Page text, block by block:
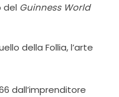
del Guinness World
della Follia, l’arte
dall’imprenditore